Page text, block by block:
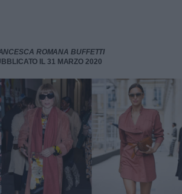
ROMANA BUFFETTI
IL 31 MARZO 2020